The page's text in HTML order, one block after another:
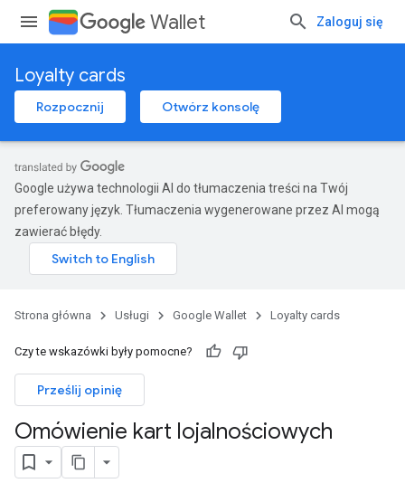
Wallet Zaloguj się
Loyalty cards
Rozpocznij Otwórz konsolę
Google używa technologii AI do tłumaczenia treści na Twój
preferowany język. Tłumaczenia wygenerowane przez AI mogą
zawierać błędy.
Strona główna Usługi Google Wallet Loyalty cards
Czy te wskazówki były pomocne?
Prześlij opinię
Omówienie kart lojalnościowych